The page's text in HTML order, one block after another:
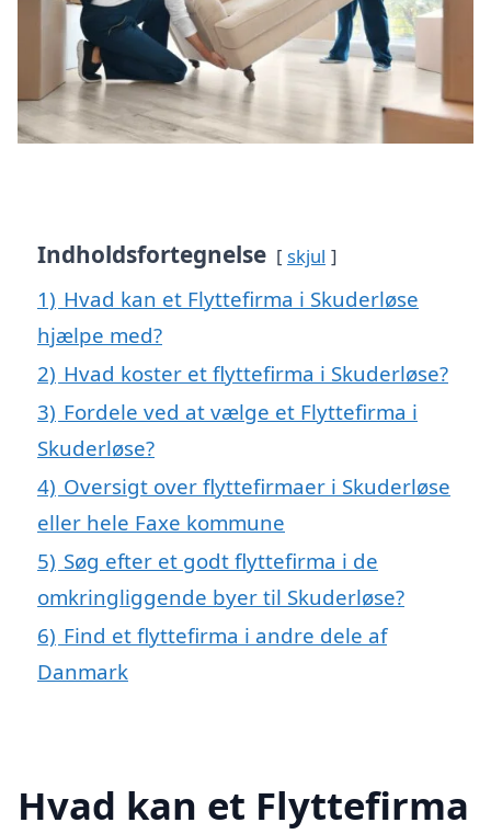
Indholdsfortegnelse skjul
1) Hvad kan et Flyttefirma i Skuderløse
hjælpe med?
2) Hvad koster et flyttefirma i Skuderløse?
3) Fordele ved at vælge et Flyttefirma i
Skuderløse?
4) Oversigt over flyttefirmaer i Skuderløse
eller hele Faxe kommune
5) Søg efter et godt flyttefirma i de
omkringliggende byer til Skuderløse?
6) Find et flyttefirma i andre dele af
Danmark
Hvad kan et Flyttefirma